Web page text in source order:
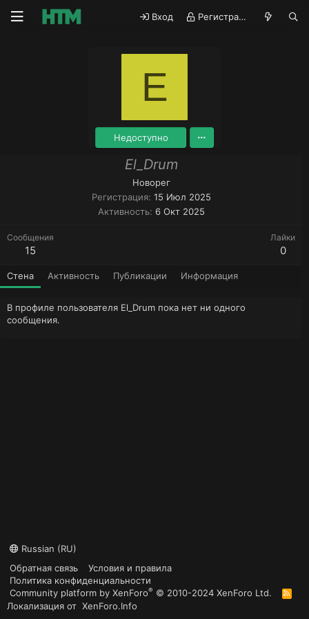
Вход Регистрация
E
Недоступно
El_Drum
Новорег
Регистрация 15 Июл 2025
Активность 6 Окт 2025
Сообщения
15
Лайки
0
Стена Активность Публикации Информация
В профиле пользователя El_Drum пока нет ни одного
сообщения.
Russian (RU)
Обратная связь
Условия и правила
Политика конфиденциальности
Community platform by XenForo® © 2010-2024 XenForo Ltd.
R
S
Локализация от XenForo.Info